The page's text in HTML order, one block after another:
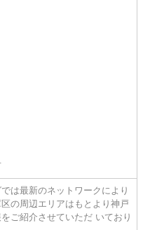
は最新のネットワークにより
の周辺エリアはもとより神戸
ご紹介させていただ いており